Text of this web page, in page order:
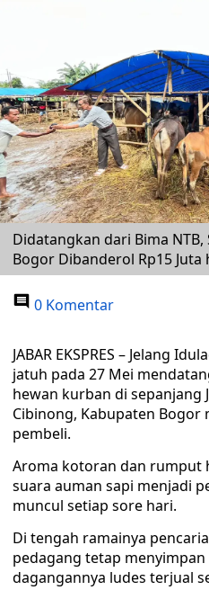
Didatangkan dari Bima
Bogor Dibanderol Rp15 Juta
0 Komentar
JABAR EKSPRES – Jelang
jatuh pada 27 Mei
hewan kurban di sepanjang
Cibinong, Kabupaten Bogor
pembeli.
Aroma kotoran dan rumput
suara auman sapi menjadi
muncul setiap sore hari.
Di tengah ramainya
pedagang tetap
dagangannya ludes terjual